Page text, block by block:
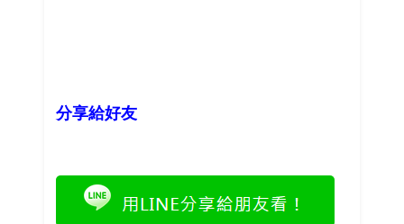
分享給好友